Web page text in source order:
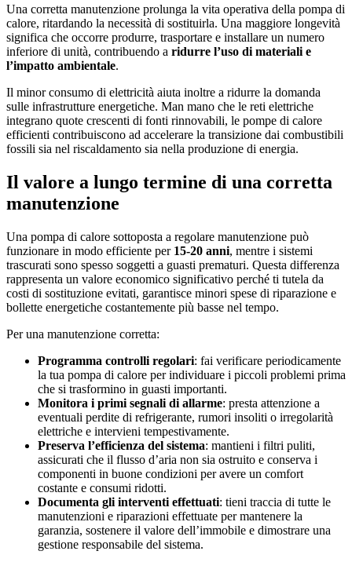
Una corretta manutenzione prolunga la vita operativa della pompa di
calore, ritardando la necessità di sostituirla. Una maggiore longevità
significa che occorre produrre, trasportare e installare un numero
inferiore di unità, contribuendo a ridurre l’uso di materiali e
l’impatto ambientale.
Il minor consumo di elettricità aiuta inoltre a ridurre la domanda
sulle infrastrutture energetiche. Man mano che le reti elettriche
integrano quote crescenti di fonti rinnovabili, le pompe di calore
efficienti contribuiscono ad accelerare la transizione dai combustibili
fossili sia nel riscaldamento sia nella produzione di energia.
Il valore a lungo termine di una corretta
manutenzione
Una pompa di calore sottoposta a regolare manutenzione può
funzionare in modo efficiente per 15-20 anni, mentre i sistemi
trascurati sono spesso soggetti a guasti prematuri. Questa differenza
rappresenta un valore economico significativo perché ti tutela da
costi di sostituzione evitati, garantisce minori spese di riparazione e
bollette energetiche costantemente più basse nel tempo.
Per una manutenzione corretta:
Programma controlli regolari: fai verificare periodicamente
la tua pompa di calore per individuare i piccoli problemi prima
che si trasformino in guasti importanti.
Monitora i primi segnali di allarme: presta attenzione a
eventuali perdite di refrigerante, rumori insoliti o irregolarità
elettriche e intervieni tempestivamente.
Preserva l’efficienza del sistema: mantieni i filtri puliti,
assicurati che il flusso d’aria non sia ostruito e conserva i
componenti in buone condizioni per avere un comfort
costante e consumi ridotti.
Documenta gli interventi effettuati: tieni traccia di tutte le
manutenzioni e riparazioni effettuate per mantenere la
garanzia, sostenere il valore dell’immobile e dimostrare una
gestione responsabile del sistema.